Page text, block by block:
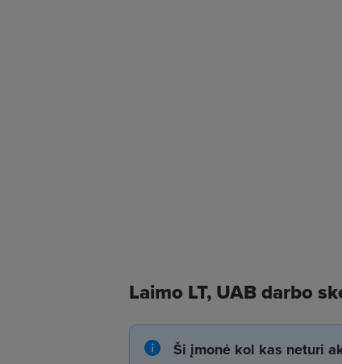
Laimo LT, UAB darbo
Ši įmonė kol kas neturi